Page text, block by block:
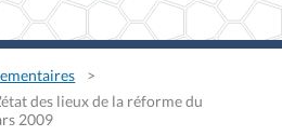
des lieux de la réforme du
2009